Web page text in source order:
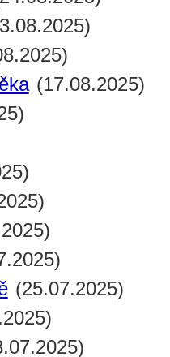
(17.08.2025)
(25.07.2025)